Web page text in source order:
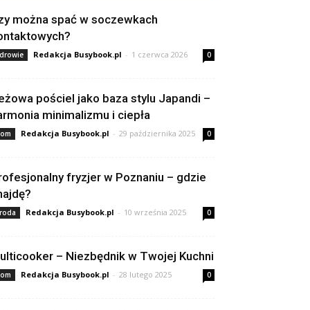
można spać w soczewkach
Redakcja Busybook.pl - 1 czerwca 2026 0
pościel jako baza stylu Japandi –
minimalizmu i ciepła
Redakcja Busybook.pl - 29 października 2025 0
fryzjer w Poznaniu – gdzie
Redakcja Busybook.pl - 10 września 2025 0
– Niezbędnik w Twojej Kuchni
Redakcja Busybook.pl - 28 lutego 2025 0